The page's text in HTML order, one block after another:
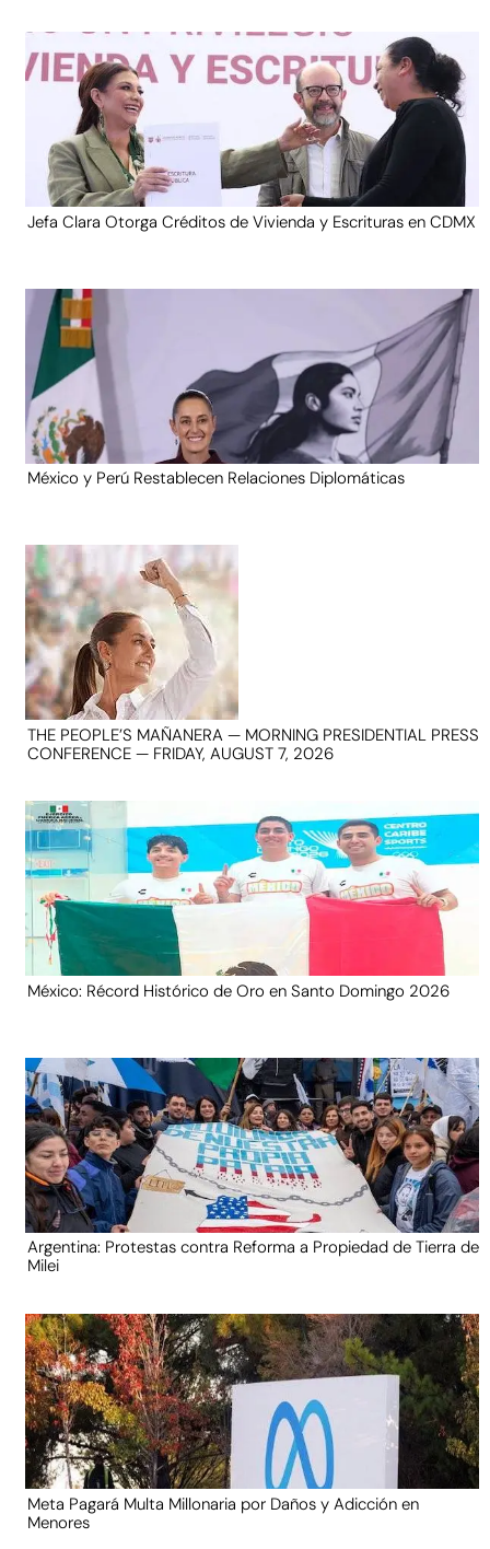
Jefa Clara Otorga Créditos de Vivienda y Escrituras en CDMX
México y Perú Restablecen Relaciones Diplomáticas
THE PEOPLE’S MAÑANERA — MORNING PRESIDENTIAL PRESS
CONFERENCE — FRIDAY, AUGUST 7, 2026
México: Récord Histórico de Oro en Santo Domingo 2026
Argentina: Protestas contra Reforma a Propiedad de Tierra de
Milei
Meta Pagará Multa Millonaria por Daños y Adicción en
Menores